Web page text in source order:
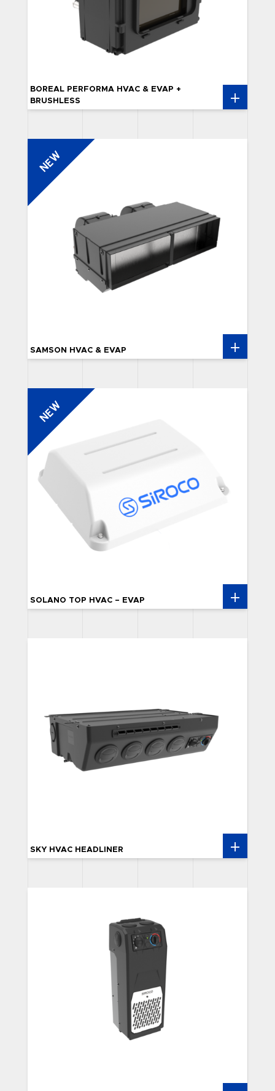
BOREAL PERFORMA HVAC & EVAP +
BRUSHLESS
SAMSON HVAC & EVAP
NEW
SOLANO TOP HVAC – EVAP
NEW
SKY HVAC HEADLINER